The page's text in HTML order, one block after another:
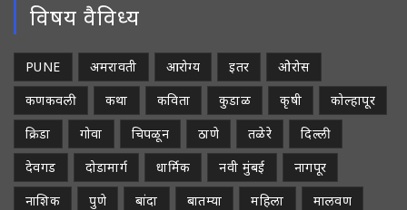
विषय वैविध्य
PUNE अमरावती आरोग्य इतर
ओरोस
कणकवली
कथा कविता कुडाळ कृषी
कोल्हापूर
क्रिडा
गोवा चिपळून ठाणे तळेरे
दिल्ली
देवगड
दोडामार्ग धार्मिक नवी मुंबई
नागपूर
नाशिक
पुणे बांदा बातम्या महिला
मालवण